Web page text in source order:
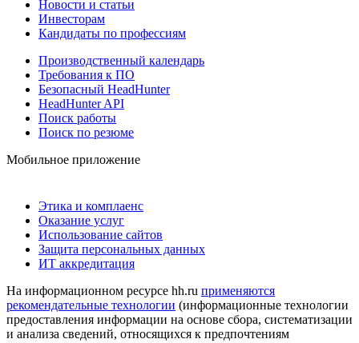
Новости и статьи
Инвесторам
Кандидаты по профессиям
Производственный календарь
Требования к ПО
Безопасный HeadHunter
HeadHunter API
Поиск работы
Поиск по резюме
Мобильное приложение
Этика и комплаенс
Оказание услуг
Использование сайтов
Защита персональных данных
ИТ аккредитация
На информационном ресурсе hh.ru применяются
рекомендательные технологии (информационные технологии
предоставления информации на основе сбора, систематизации
и анализа сведений, относящихся к предпочтениям